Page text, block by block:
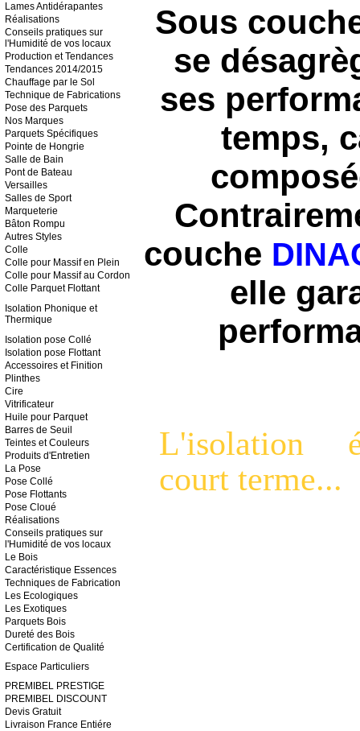
Lames Antidérapantes
Réalisations
Conseils pratiques sur
l'Humidité de vos locaux
Production et Tendances
Tendances 2014/2015
Chauffage par le Sol
Technique de Fabrications
Pose des Parquets
Nos Marques
Parquets Spécifiques
Pointe de Hongrie
Salle de Bain
Pont de Bateau
Versailles
Salles de Sport
Marqueterie
Bâton Rompu
Autres Styles
Colle
Colle pour Massif en Plein
Colle pour Massif au Cordon
Colle Parquet Flottant
Isolation Phonique et
Thermique
Isolation pose Collé
Isolation pose Flottant
Accessoires et Finition
Plinthes
Cire
Vitrificateur
Huile pour Parquet
Barres de Seuil
Teintes et Couleurs
Produits d'Entretien
La Pose
Pose Collé
Pose Flottants
Pose Cloué
Réalisations
Conseils pratiques sur
l'Humidité de vos locaux
Le Bois
Caractéristique Essences
Techniques de Fabrication
Les Ecologiques
Les Exotiques
Parquets Bois
Dureté des Bois
Certification de Qualité
Espace Particuliers
PREMIBEL PRESTIGE
PREMIBEL DISCOUNT
Devis Gratuit
Livraison France Entiére
Sous
se
ses
temps,
couche
elle
L'isolation
court terme...